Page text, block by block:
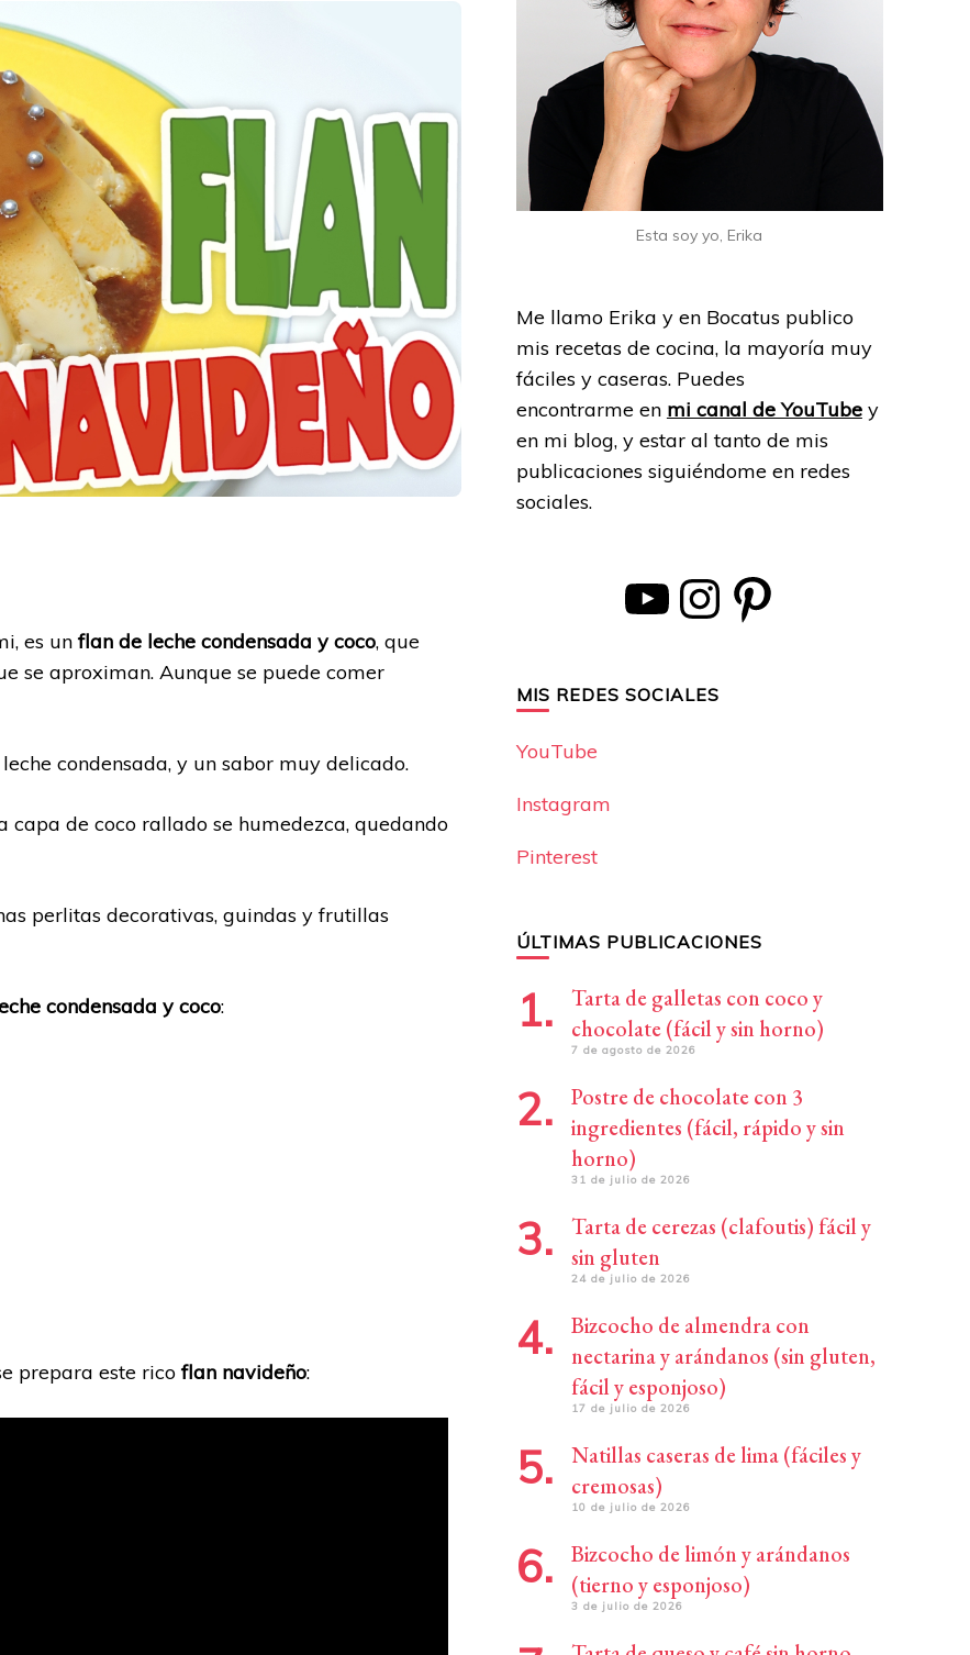
es unflan de leche condensada y coco, que
se aproximan. Aunque se puede comer
condensada, y un sabor muy delicado.
capa de coco rallado se humedezca, quedando
perlitas decorativas, guindas y frutillas
condensada y coco:
prepara este ricoflan navideño:
Esta soy yo, Erika
Me llamo Erika y en Bocatus publico
mis recetas de cocina, la mayoría muy
fáciles y caseras. Puedes
encontrarme en mi canal de YouTubey
en mi blog, y estar al tanto de mis
publicaciones siguiéndome en redes
sociales.
YouTube Instagram Pinterest
MIS REDES SOCIALES
YouTube
Instagram
Pinterest
ÚLTIMAS PUBLICACIONES
Tarta de galletas con coco y
chocolate (fácil y sin horno)
7 de agosto de 2026
Postre de chocolate con 3
ingredientes (fácil, rápido y sin
horno)
31 de julio de 2026
Tarta de cerezas (clafoutis) fácil y
sin gluten
24 de julio de 2026
Bizcocho de almendra con
nectarina y arándanos (sin gluten,
fácil y esponjoso)
17 de julio de 2026
Natillas caseras de lima (fáciles y
cremosas)
10 de julio de 2026
Bizcocho de limón y arándanos
(tierno y esponjoso)
3 de julio de 2026